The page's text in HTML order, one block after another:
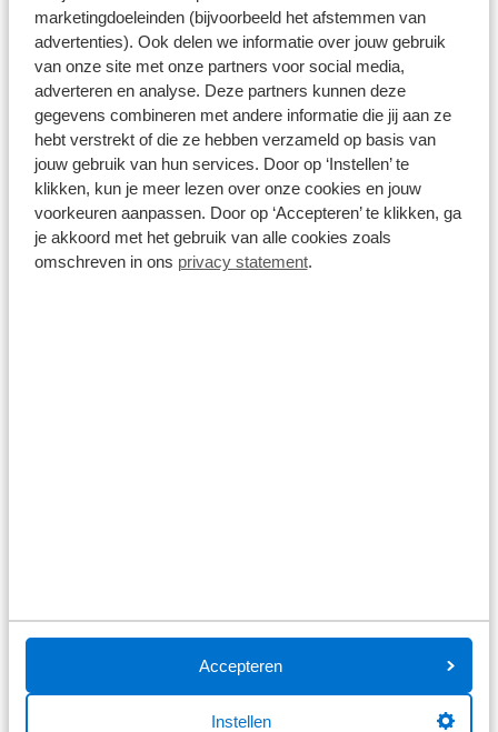
marketingdoeleinden (bijvoorbeeld het afstemmen van
advertenties). Ook delen we informatie over jouw gebruik
van onze site met onze partners voor social media,
adverteren en analyse. Deze partners kunnen deze
gegevens combineren met andere informatie die jij aan ze
hebt verstrekt of die ze hebben verzameld op basis van
jouw gebruik van hun services. Door op ‘Instellen’ te
klikken, kun je meer lezen over onze cookies en jouw
voorkeuren aanpassen. Door op ‘Accepteren’ te klikken, ga
je akkoord met het gebruik van alle cookies zoals
omschreven in ons privacy statement.
Accepteren
Instellen